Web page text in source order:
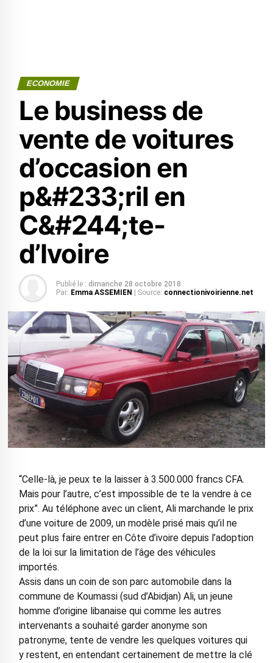
ECONOMIE
Le business de
vente de voitures
d’occasion en
p&#233;ril en
C&#244;te-
d’Ivoire
Publié le : dimanche 28 octobre 2018
Par: Emma ASSEMIEN | Source: connectionivoirienne.net
“Celle-là, je peux te la laisser à 3.500.000 francs CFA.
Mais pour l’autre, c’est impossible de te la vendre à ce
prix”. Au téléphone avec un client, Ali marchande le prix
d’une voiture de 2009, un modèle prisé mais qu’il ne
peut plus faire entrer en Côte d’ivoire depuis l’adoption
de la loi sur la limitation de l’âge des véhicules
importés.
Assis dans un coin de son parc automobile dans la
commune de Koumassi (sud d’Abidjan) Ali, un jeune
homme d’origine libanaise qui comme les autres
intervenants a souhaité garder anonyme son
patronyme, tente de vendre les quelques voitures qui
y restent, en entendant certainement de mettre la clé